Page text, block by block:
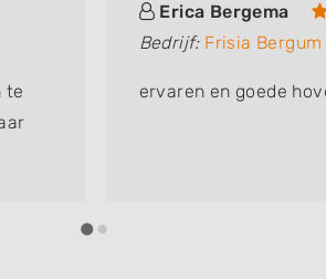
te
Erica Bergema
Bedrijf: Frisia Bergum
ervaren en goede